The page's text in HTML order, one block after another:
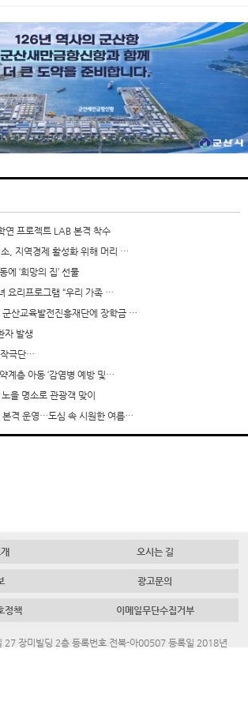
연 프로젝트 LAB 본격 착수
, 지역경제 활성화 위해 머리 …
에 ‘희망의 집’ 선물
요리프로그램 “우리 가족 …
산교육발전진흥재단에 장학금 …
자 발생
극단…
계층 아동 ‘감염병 예방 및…
을 명소로 관광객 맞이
본격 운영…도심 속 시원한 여름…
오시는 길
광고문의
정책 이메일무단수집거부
27 장미빌딩 2층 등록번호 전북-아00507 등록일 2018년